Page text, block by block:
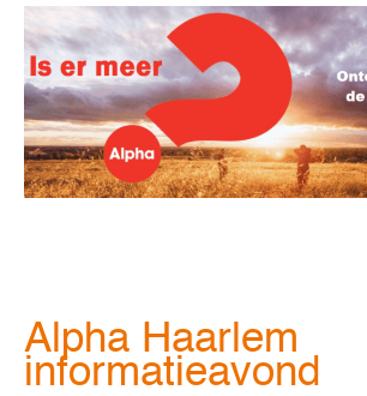
Alpha Haarlem
informatieavond